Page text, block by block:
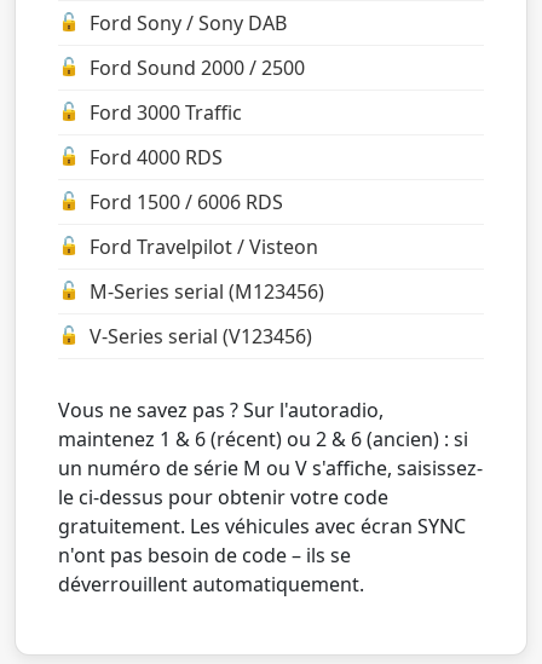
Ford Sony / Sony DAB
Ford Sound 2000 / 2500
Ford 3000 Traffic
Ford 4000 RDS
Ford 1500 / 6006 RDS
Ford Travelpilot / Visteon
M-Series serial (M123456)
V-Series serial (V123456)
Vous ne savez pas ? Sur l'autoradio,
maintenez 1 & 6 (récent) ou 2 & 6 (ancien) : si
un numéro de série M ou V s'affiche, saisissez-
le ci-dessus pour obtenir votre code
gratuitement. Les véhicules avec écran SYNC
n'ont pas besoin de code – ils se
déverrouillent automatiquement.